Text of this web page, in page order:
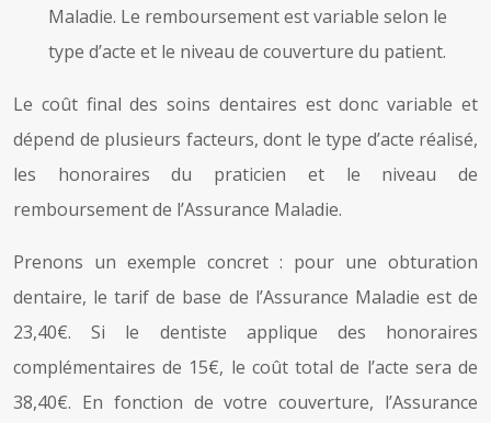
Maladie. Le remboursement est variable selon le
type d’acte et le niveau de couverture du patient.
Le coût final des soins dentaires est donc variable et
dépend de plusieurs facteurs, dont le type d’acte réalisé,
les honoraires du praticien et le niveau de
remboursement de l’Assurance Maladie.
Prenons un exemple concret : pour une obturation
dentaire, le tarif de base de l’Assurance Maladie est de
23,40€. Si le dentiste applique des honoraires
complémentaires de 15€, le coût total de l’acte sera de
38,40€. En fonction de votre couverture, l’Assurance